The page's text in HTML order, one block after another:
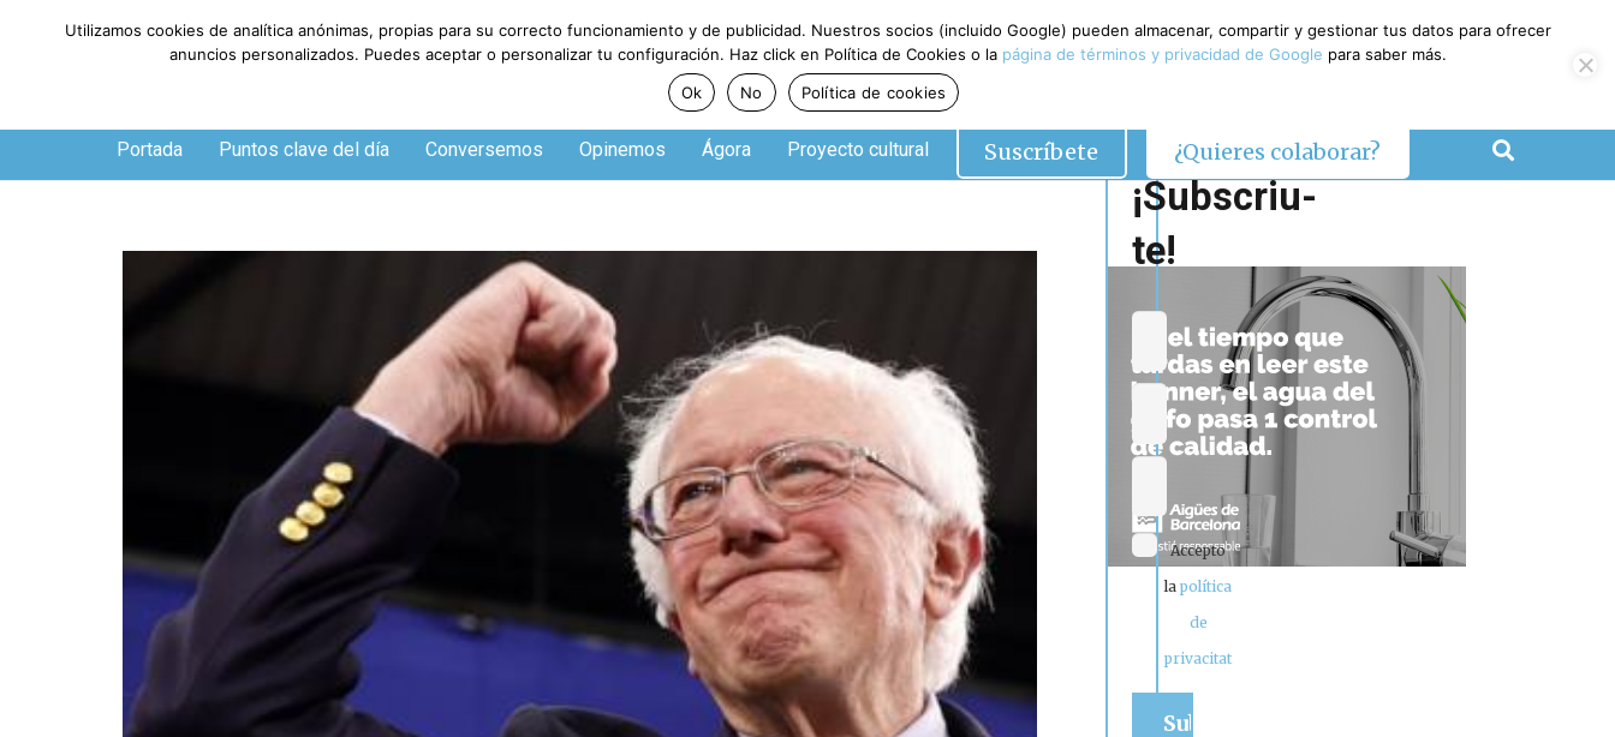
Jueves, 6 de agosto de 2026
Portada Puntos clave del día Conversemos Opinemos Ágora Proyecto cultural Suscríbete ¿Quieres colaborar?
¡Subscriu-
te!
Accepto
lapolítica
de
privacitat
Utilizamos cookies de analítica anónimas, propias para su correcto funcionamiento y de publicidad. Nuestros socios (incluido Google) pueden almacenar, compartir y gestionar tus datos para ofrecer
anuncios personalizados. Puedes aceptar o personalizar tu configuración. Haz click en Política de Cookies o la página de términos y privacidad de Google para saber más.
Ok
No Política de cookies